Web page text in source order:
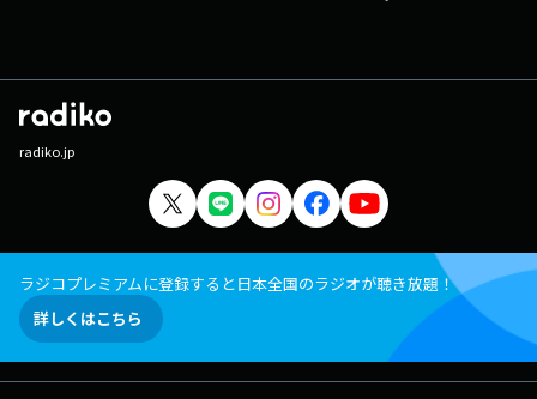
radiko.jp
ラジコプレミアムに登録すると日本全国のラジオが聴き放題！
詳しくはこちら